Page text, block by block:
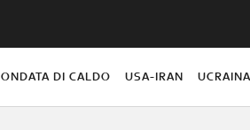
ONDATA DI CALDO USA-IRAN